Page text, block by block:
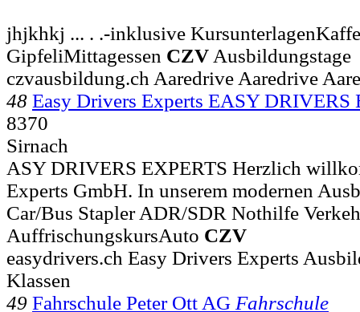
jhjkhkj ... . .-inklusive
GipfeliMittagessen CZV Ausbildungstage
czvausbildung.ch Aaredrive Aaredrive
48 Easy Drivers Experts EASY DRIVERS
8370
Sirnach
ASY DRIVERS EXPERTS Herzlich
Experts GmbH. In unserem modernen
Car/Bus Stapler ADR/SDR Nothilfe
AuffrischungskursAuto CZV
easydrivers.ch Easy Drivers Experts
Klassen
49 Fahrschule Peter Ott AG Fahrschule